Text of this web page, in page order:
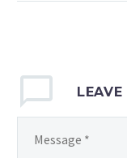
LEAVE